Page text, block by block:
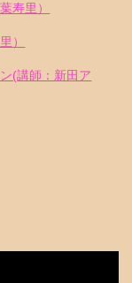
寿里）
）
(講師：新田ア